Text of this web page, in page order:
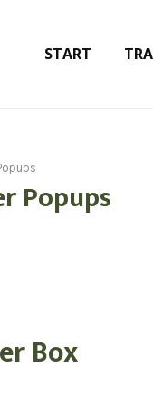
START
Popups
Box